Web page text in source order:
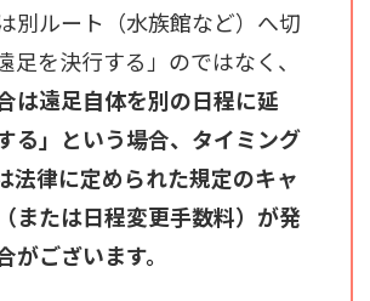
別ルート（水族館など）へ切
足を決行する」のではなく、
は遠足自体を別の日程に延
る」という場合、タイミング
法律に定められた規定のキャ
または日程変更手数料）が発
がございます。